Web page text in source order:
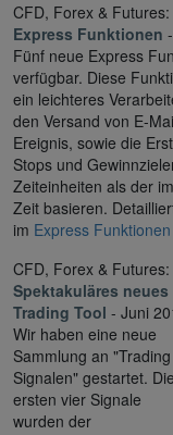
CFD, Forex & Futures:
Express Funktionen
Fünf neue Express
verfügbar. Diese
ein leichteres
den Versand von E-
Ereignis, sowie die
Stops und
Zeiteinheiten als der
Zeit basieren.
im Express
CFD, Forex & Futures:
Spektakuläres neues
Trading Tool - Juni
Wir haben eine neue
Sammlung an "Trading
Signalen" gestartet. Die
ersten vier Signale
wurden der